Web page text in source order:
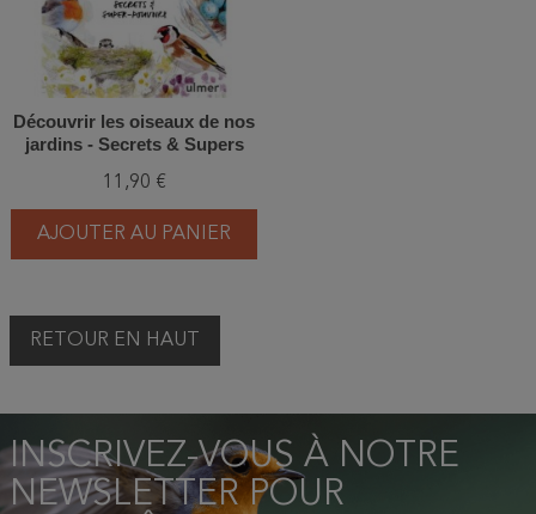
Découvrir les oiseaux de nos
jardins - Secrets & Supers
11,90 €
AJOUTER AU PANIER
RETOUR EN HAUT
INSCRIVEZ-VOUS À NOTRE
NEWSLETTER POUR